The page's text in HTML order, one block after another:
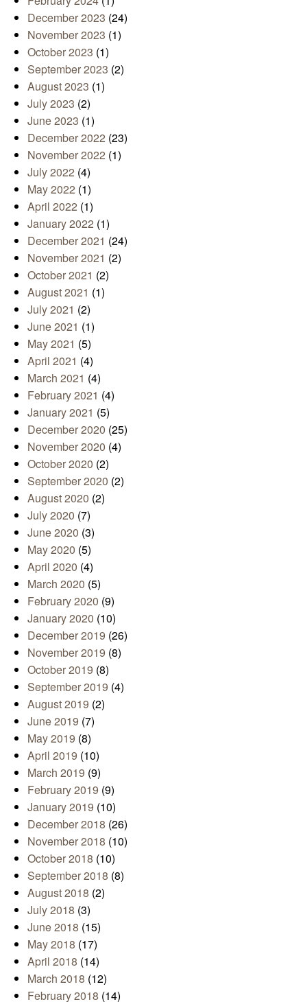
December 2023 (24)
November 2023 (1)
October 2023 (1)
September 2023 (2)
August 2023 (1)
July 2023 (2)
June 2023 (1)
December 2022 (23)
November 2022 (1)
July 2022 (4)
May 2022 (1)
April 2022 (1)
January 2022 (1)
December 2021 (24)
November 2021 (2)
October 2021 (2)
August 2021 (1)
July 2021 (2)
June 2021 (1)
May 2021 (5)
April 2021 (4)
March 2021 (4)
February 2021 (4)
January 2021 (5)
December 2020 (25)
November 2020 (4)
October 2020 (2)
September 2020 (2)
August 2020 (2)
July 2020 (7)
June 2020 (3)
May 2020 (5)
April 2020 (4)
March 2020 (5)
February 2020 (9)
January 2020 (10)
December 2019 (26)
November 2019 (8)
October 2019 (8)
September 2019 (4)
August 2019 (2)
June 2019 (7)
May 2019 (8)
April 2019 (10)
March 2019 (9)
February 2019 (9)
January 2019 (10)
December 2018 (26)
November 2018 (10)
October 2018 (10)
September 2018 (8)
August 2018 (2)
July 2018 (3)
June 2018 (15)
May 2018 (17)
April 2018 (14)
March 2018 (12)
February 2018 (14)